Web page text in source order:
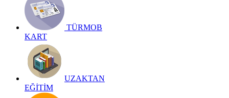
TÜRMOB
KART
UZAKTAN
EĞİTİM